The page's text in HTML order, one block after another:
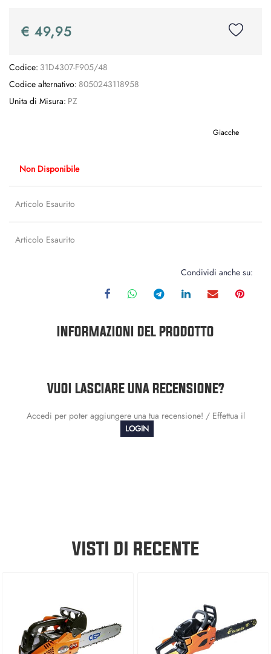
€ 49,95
Codice: 31D4307-F905/48
Codice alternativo: 8050243118958
Unita di Misura: PZ
Giacche
Non Disponibile
Articolo Esaurito
Articolo Esaurito
Condividi anche su:
INFORMAZIONI DEL PRODOTTO
VUOI LASCIARE UNA RECENSIONE?
Accedi per poter aggiungere una tua recensione! / Effettua il
LOGIN
VISTI DI RECENTE